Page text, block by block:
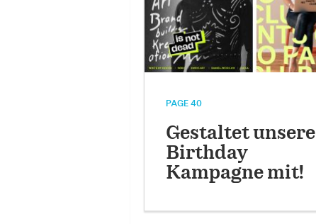
PAGE 40
Gestaltet unsere
Birthday
Kampagne mit!